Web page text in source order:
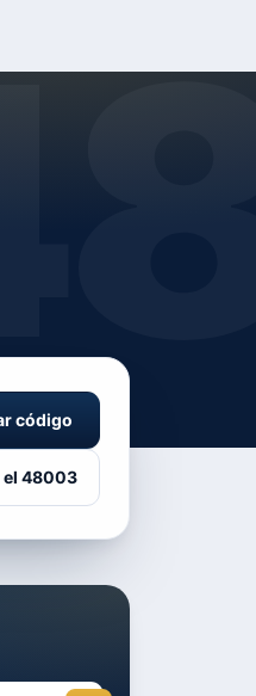
código
el 48003